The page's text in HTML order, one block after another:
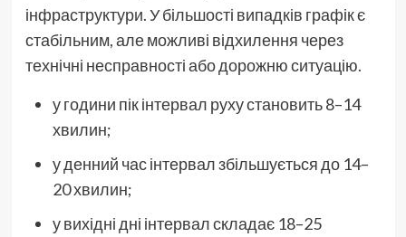
інфраструктури. У більшості випадків графік є
стабільним, але можливі відхилення через
технічні несправності або дорожню ситуацію.
у години пік інтервал руху становить 8–14
хвилин;
у денний час інтервал збільшується до 14–
20 хвилин;
у вихідні дні інтервал складає 18–25